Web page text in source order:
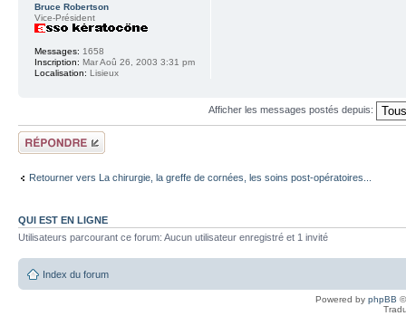
Bruce Robertson
Vice-Président
Messages: 1658
Inscription: Mar Aoû 26, 2003 3:31 pm
Localisation: Lisieux
Afficher les messages postés depuis:
Répondre
Retourner vers La chirurgie, la greffe de cornées, les soins post-opératoires...
QUI EST EN LIGNE
Utilisateurs parcourant ce forum: Aucun utilisateur enregistré et 1 invité
Index du forum
Powered by phpBB